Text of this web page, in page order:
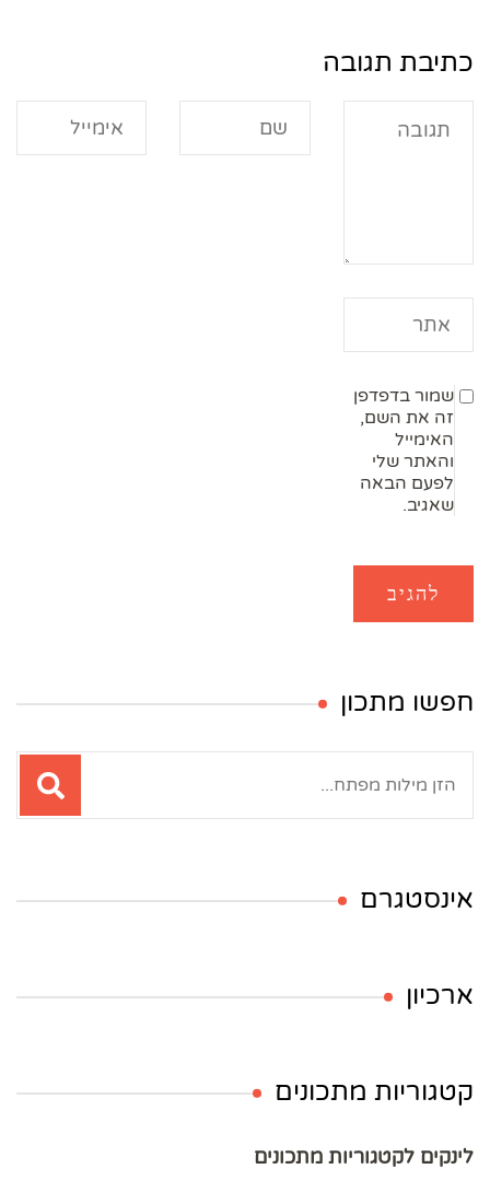
כתיבת תגובה
שמור בדפדפן
זה את השם,
האימייל
והאתר שלי
לפעם הבאה
שאגיב.
חפשו מתכון
אינסטגרם
ארכיון
קטגוריות מתכונים
לינקים לקטגוריות מתכונים